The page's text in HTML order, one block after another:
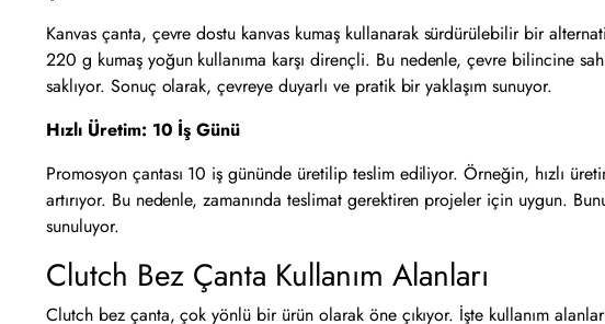
Kanvas çanta, çevre dostu kanvas kumaş kullanarak sürdürülebilir bir
220 g kumaş yoğun kullanıma karşı dirençli. Bu nedenle, çevre bilincine
saklıyor. Sonuç olarak, çevreye duyarlı ve pratik bir yaklaşım sunuyor.
Hızlı Üretim: 10 İş Günü
Promosyon çantası 10 iş gününde üretilip teslim ediliyor. Örneğin, hızlı
artırıyor. Bu nedenle, zamanında teslimat gerektiren projeler için uygun.
sunuluyor.
Clutch Bez Çanta Kullanım Alanları
Clutch bez çanta, çok yönlü bir ürün olarak öne çıkıyor. İşte kullanım